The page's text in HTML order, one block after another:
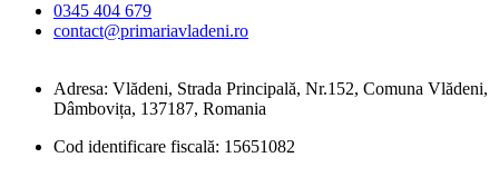
0345 404 679
contact@primariavladeni.ro
Adresa: Vlădeni, Strada Principală, Nr.152, Comuna Vlădeni,
Dâmbovița, 137187, Romania
Cod identificare fiscală: 15651082